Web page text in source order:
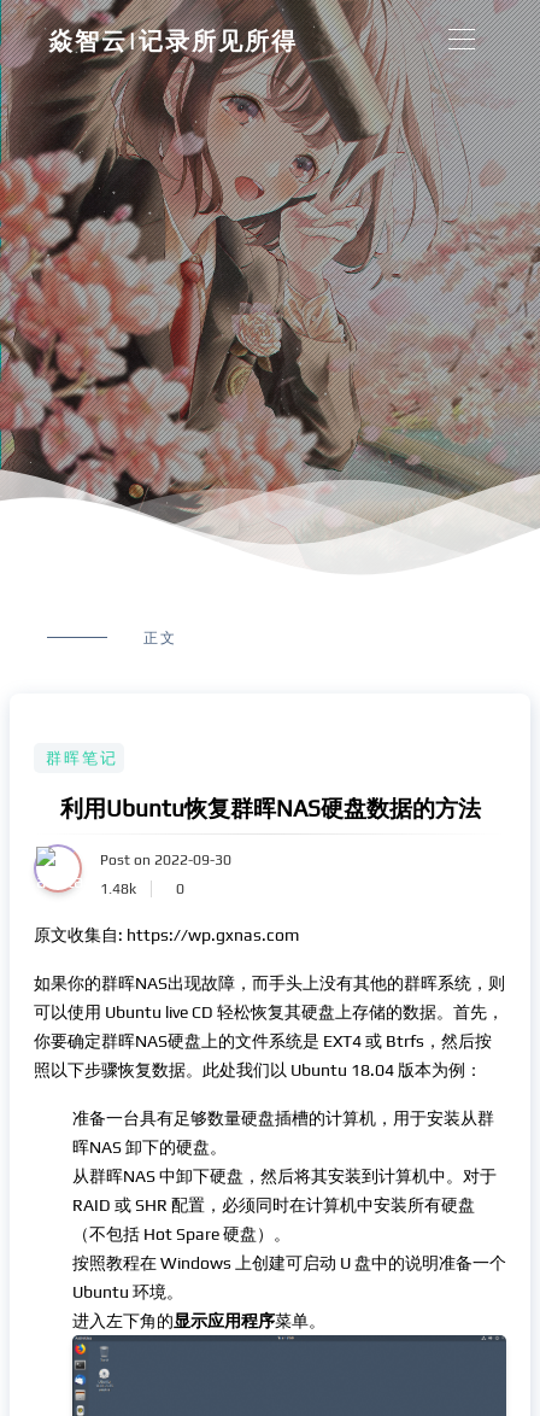
焱智云|记录所见所得
正文
群晖笔记
利用Ubuntu恢复群晖NAS硬盘数据的方法
Post on 2022-09-30
1.48k
0
原文收集自: https://wp.gxnas.com
如果你的群晖NAS出现故障，而手头上没有其他的群晖系统，则
可以使用 Ubuntu live CD 轻松恢复其硬盘上存储的数据。首先，
你要确定群晖NAS硬盘上的文件系统是 EXT4 或 Btrfs，然后按
照以下步骤恢复数据。此处我们以 Ubuntu 18.04 版本为例：
准备一台具有足够数量硬盘插槽的计算机，用于安装从群
晖NAS 卸下的硬盘。
从群晖NAS 中卸下硬盘，然后将其安装到计算机中。对于
RAID 或 SHR 配置，必须同时在计算机中安装所有硬盘
（不包括 Hot Spare 硬盘）。
按照教程在 Windows 上创建可启动 U 盘中的说明准备一个
Ubuntu 环境。
进入左下角的显示应用程序菜单。